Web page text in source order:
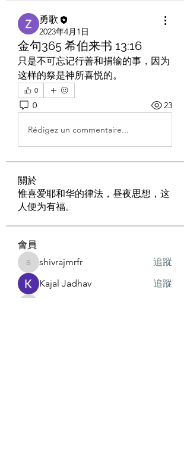
勇歌
2023年4月1日
金句365 希伯来书 13:16
只是不可忘记行善和捐输的事，因为
这样的祭是神所喜悦的。
0
0 23
Rédigez un commentaire...
關於
惟喜爱耶和华的律法，昼夜思想，这
人便为有福。
會員
shivrajmrfr
shivrajmrfr
追蹤
Kajal Jadhav
追蹤